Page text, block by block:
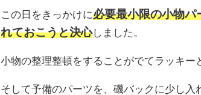
この日をきっかけに必要最小限の小物パ
れておこうと決心しました。
小物の整理整頓をすることがでてラッキー
そして予備のパーツを、磯バックに少し入